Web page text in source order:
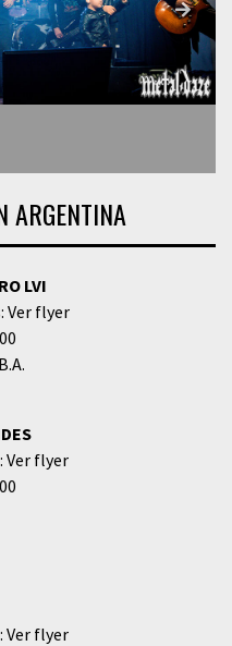
ARGENTINA
LVI
Ver flyer
Ver flyer
Ver flyer